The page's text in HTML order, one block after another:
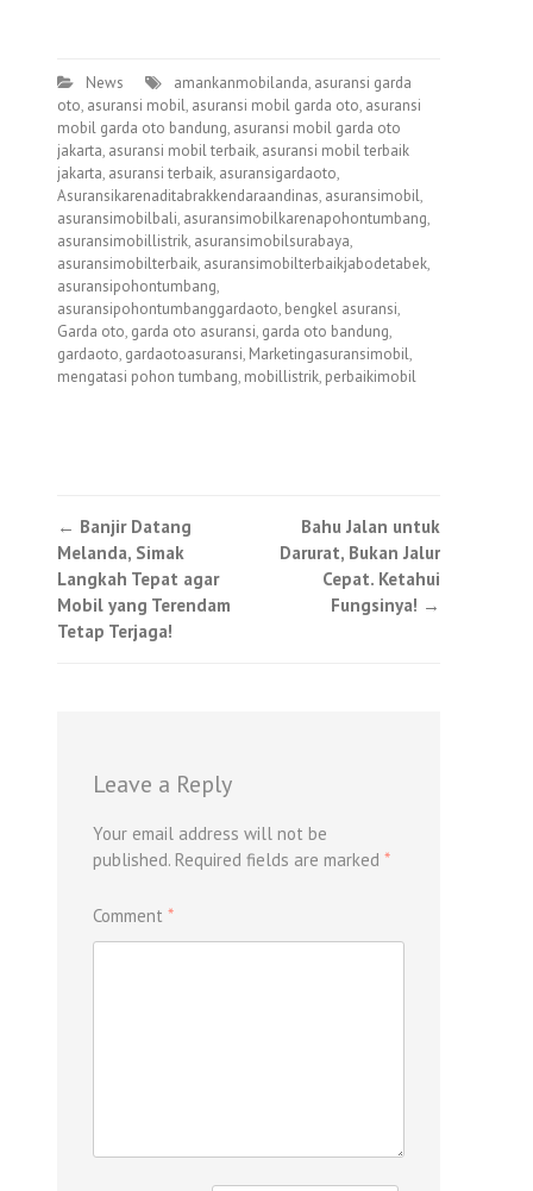
News amankanmobilanda, asuransi garda
oto, asuransi mobil, asuransi mobil garda oto, asuransi
mobil garda oto bandung, asuransi mobil garda oto
jakarta, asuransi mobil terbaik, asuransi mobil terbaik
jakarta, asuransi terbaik, asuransigardaoto,
Asuransikarenaditabrakkendaraandinas, asuransimobil,
asuransimobilbali, asuransimobilkarenapohontumbang,
asuransimobillistrik, asuransimobilsurabaya,
asuransimobilterbaik, asuransimobilterbaikjabodetabek,
asuransipohontumbang,
asuransipohontumbanggardaoto, bengkel asuransi,
Garda oto, garda oto asuransi, garda oto bandung,
gardaoto, gardaotoasuransi, Marketingasuransimobil,
mengatasi pohon tumbang, mobillistrik, perbaikimobil
Post
navigation
← Banjir Datang
Melanda, Simak
Langkah Tepat agar
Mobil yang Terendam
Tetap Terjaga!
Bahu Jalan untuk
Darurat, Bukan Jalur
Cepat. Ketahui
Fungsinya! →
Leave a Reply
Your email address will not be
published. Required fields are marked *
Comment *